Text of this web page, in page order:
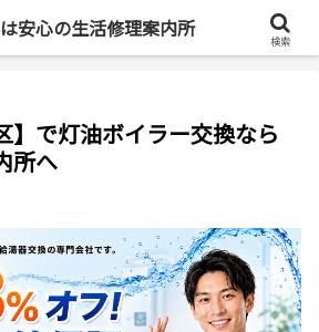
日・全国対応・最大83%OFF
】で灯油ボイラー交換なら
所へ
安心の生活修理案内所
検索